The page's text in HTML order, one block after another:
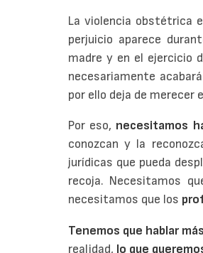
La violencia obstétrica
perjuicio aparece
madre y en el ejercicio
necesariamente
por ello deja de merecer
Por eso, necesitamos
conozcan y la
jurídicas que pueda
recoja. Necesitamos
necesitamos que los
Tenemos que hablar
realidad, lo que